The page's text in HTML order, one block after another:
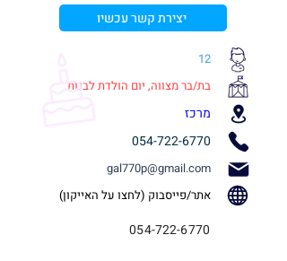
יצירת קשר עכשיו
12
בת/בר מצווה, יום הולדת לבנות
מרכז
054-722-6770
gal770p@gmail.com
אתר/פייסבוק (לחצו על האייקון)
054-722-6770